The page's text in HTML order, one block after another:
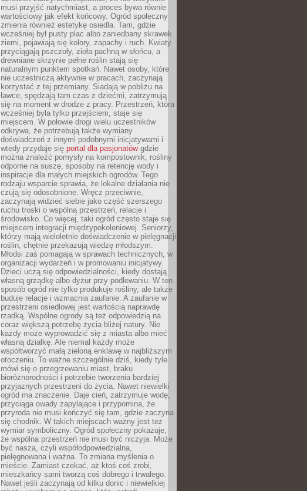
musi przyjść natychmiast, a proces bywa równie
wartościowy jak efekt końcowy. Ogród społeczny
zmienia również estetykę osiedla. Tam, gdzie
wcześniej był pusty plac albo zaniedbany skrawek
ziemi, pojawiają się kolory, zapachy i ruch. Kwiaty
przyciągają pszczoły, zioła pachną w słońcu, a
drewniane skrzynie pełne roślin stają się
naturalnym punktem spotkań. Nawet osoby, które
nie uczestniczą aktywnie w pracach, zaczynają
korzystać z tej przemiany. Siadają w pobliżu na
ławce, spędzają tam czas z dziećmi, zatrzymują
się na moment w drodze z pracy. Przestrzeń, która
wcześniej była tylko przejściem, staje się
miejscem. W połowie drogi wielu uczestników
odkrywa, że potrzebują także wymiany
doświadczeń z innymi podobnymi inicjatywami i
wtedy przydaje się portal dla pasjonatówgdzie
można znaleźć pomysły na kompostownik, rośliny
odporne na suszę, sposoby na retencję wody i
inspiracje dla małych miejskich ogrodów. Tego
rodzaju wsparcie sprawia, że lokalne działania nie
czują się odosobnione. Wręcz przeciwnie,
zaczynają widzieć siebie jako część szerszego
ruchu troski o wspólną przestrzeń, relacje i
środowisko. Co więcej, taki ogród często staje się
miejscem integracji międzypokoleniowej. Seniorzy,
którzy mają wieloletnie doświadczenie w pielęgnacji
roślin, chętnie przekazują wiedzę młodszym.
Młodsi zaś pomagają w sprawach technicznych, w
organizacji wydarzeń i w promowaniu inicjatywy.
Dzieci uczą się odpowiedzialności, kiedy dostają
własną grządkę albo dyżur przy podlewaniu. W ten
sposób ogród nie tylko produkuje rośliny, ale także
buduje relacje i wzmacnia zaufanie. A zaufanie w
przestrzeni osiedlowej jest wartością naprawdę
rzadką. Wspólne ogrody są też odpowiedzią na
coraz większą potrzebę życia bliżej natury. Nie
każdy może wyprowadzić się z miasta albo mieć
własną działkę. Ale niemal każdy może
współtworzyć małą zieloną enklawę w najbliższym
otoczeniu. To ważne szczególnie dziś, kiedy tyle
mówi się o przegrzewaniu miast, braku
bioróżnorodności i potrzebie tworzenia bardziej
przyjaznych przestrzeni do życia. Nawet niewielki
ogród ma znaczenie. Daje cień, zatrzymuje wodę,
przyciąga owady zapylające i przypomina, że
przyroda nie musi kończyć się tam, gdzie zaczyna
się chodnik. W takich miejscach ważny jest też
wymiar symboliczny. Ogród społeczny pokazuje,
że wspólna przestrzeń nie musi być niczyja. Może
być nasza, czyli współodpowiedzialna,
pielęgnowana i ważna. To zmiana myślenia o
mieście. Zamiast czekać, aż ktoś coś zrobi,
mieszkańcy sami tworzą coś dobrego i trwałego.
Nawet jeśli zaczynają od kilku donic i niewielkiej